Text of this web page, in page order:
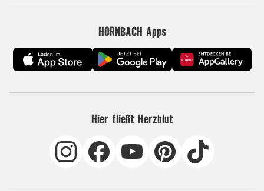
HORNBACH Apps
Hier fließt Herzblut